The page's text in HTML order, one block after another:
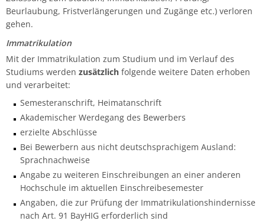
Beurlaubung, Fristverlängerungen und Zugänge etc.) verloren
gehen.
Immatrikulation
Mit der Immatrikulation zum Studium und im Verlauf des
Studiums werden zusätzlich folgende weitere Daten erhoben
und verarbeitet:
Semesteranschrift, Heimatanschrift
Akademischer Werdegang des Bewerbers
erzielte Abschlüsse
Bei Bewerbern aus nicht deutschsprachigem Ausland:
Sprachnachweise
Angabe zu weiteren Einschreibungen an einer anderen
Hochschule im aktuellen Einschreibesemester
Angaben, die zur Prüfung der Immatrikulationshindernisse
nach Art. 91 BayHIG erforderlich sind